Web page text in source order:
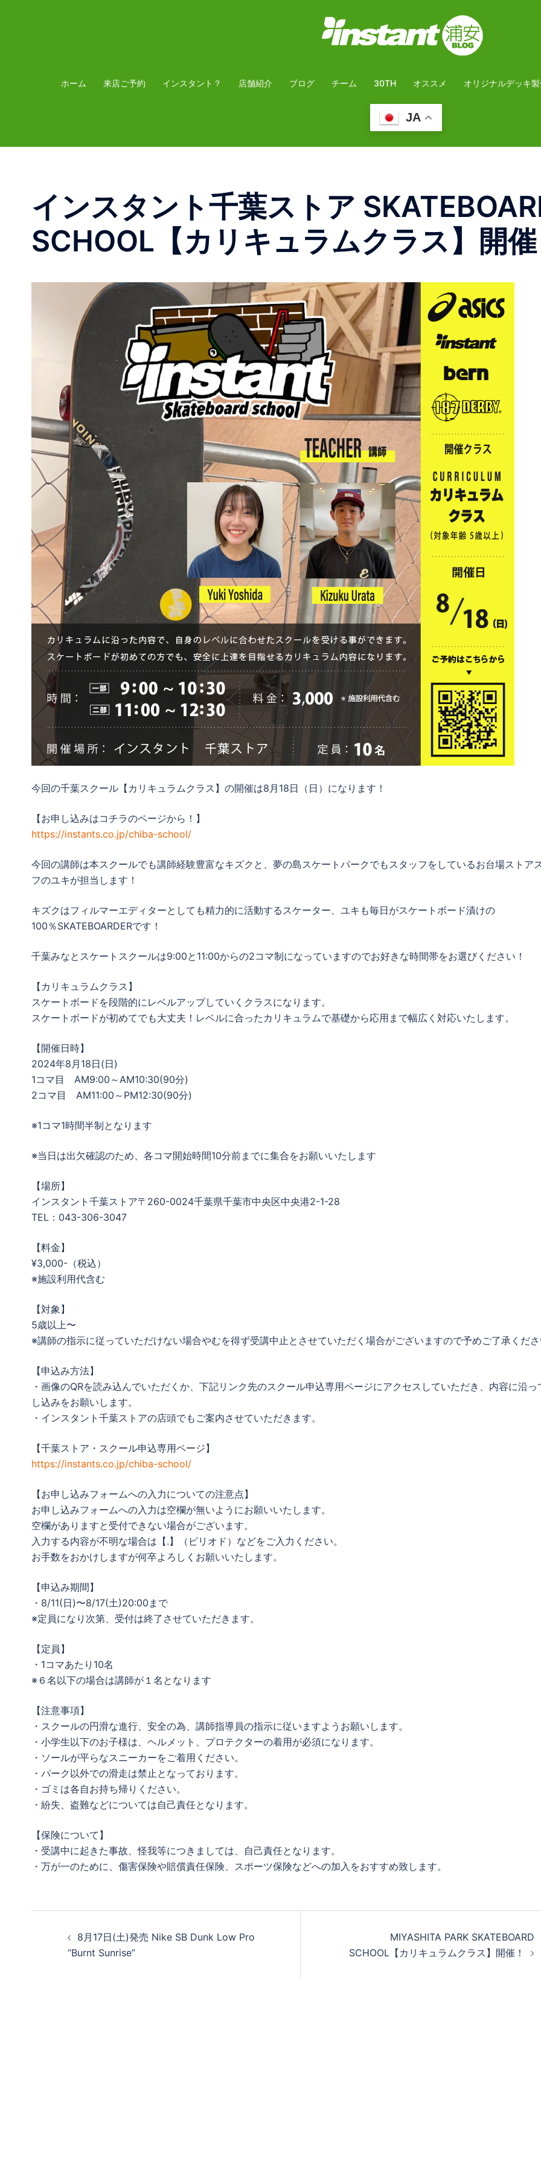
プ
ホーム 来店ご予約 インスタント？ 店舗紹介 ブログ チーム 30TH オススメ オリジナルデッキ
JA
インスタント千葉ストア
SCHOOL【カリキュラムクラス】開
今回の千葉スクール【カリキュラムクラス】の開催は8月18日（日）になります！
【お申し込みはコチラのページから！】
https://instants.co.jp/chiba-school/
今回の講師は本スクールでも講師経験豊富なキズクと、夢の島スケートパークでもスタッフをしているお台場ストア
フのユキが担当します！
キズクはフィルマーエディターとしても精力的に活動するスケーター、ユキも毎日がスケートボード漬けの
100％SKATEBOARDERです！
千葉みなとスケートスクールは9:00と11:00からの2コマ制になっていますのでお好きな時間帯をお選びください！
【カリキュラムクラス】
スケートボードを段階的にレベルアップしていくクラスになります。
スケートボードが初めてでも大丈夫！レベルに合ったカリキュラムで基礎から応用まで幅広く対応いたします。
【開催日時】
2024年8月18日(日)
1コマ目 AM9:00～AM10:30(90分)
2コマ目 AM11:00～PM12:30(90分)
※1コマ1時間半制となります
※当日は出欠確認のため、各コマ開始時間10分前までに集合をお願いいたします
【場所】
インスタント千葉ストア〒260-0024千葉県千葉市中央区中央港2-1-28
TEL：043-306-3047
【料金】
¥3,000-（税込）
※施設利用代含む
【対象】
5歳以上〜
※講師の指示に従っていただけない場合やむを得ず受講中止とさせていただく場合がございますので予めご了承くだ
【申込み方法】
・画像のQRを読み込んでいただくか、下記リンク先のスクール申込専用ページにアクセスしていただき、内容に沿っ
し込みをお願いします。
・インスタント千葉ストアの店頭でもご案内させていただきます。
【千葉ストア・スクール申込専用ページ】
https://instants.co.jp/chiba-school/
【お申し込みフォームへの入力についての注意点】
お申し込みフォームへの入力は空欄が無いようにお願いいたします。
空欄がありますと受付できない場合がございます。
入力する内容が不明な場合は【.】（ピリオド）などをご入力ください。
お手数をおかけしますが何卒よろしくお願いいたします。
【申込み期間】
・8/11(日)〜8/17(土)20:00まで
※定員になり次第、受付は終了させていただきます。
【定員】
・1コマあたり10名
※６名以下の場合は講師が１名となります
【注意事項】
・スクールの円滑な進行、安全の為、講師指導員の指示に従いますようお願いします。
・小学生以下のお子様は、ヘルメット、プロテクターの着用が必須になります。
・ソールが平らなスニーカーをご着用ください。
・パーク以外での滑走は禁止となっております。
・ゴミは各自お持ち帰りください。
・紛失、盗難などについては自己責任となります。
【保険について】
・受講中に起きた事故、怪我等につきましては、自己責任となります。
・万が一のために、傷害保険や賠償責任保険、スポーツ保険などへの加入をおすすめ致します。
8月17日(土)発売 Nike SB Dunk Low Pro
“Burnt Sunrise”
MIYASHITA PARK SKATEBOARD
SCHOOL【カリキュラムクラス】開催！